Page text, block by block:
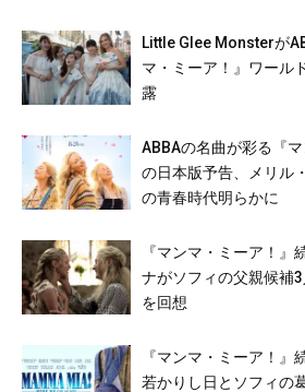
Little Glee Monsterが
マ・ミーア！』ワール
露
ABBAの名曲が彩る『
の日本版予告、メリル
の青春時代明らかに
『マンマ・ミーア！』
ナがソフィの父親候補
を回想
『マンマ・ミーア！』
若かりし日とソフィの